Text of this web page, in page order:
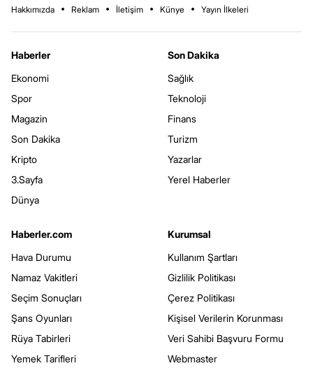
Hakkımızda Reklam İletişim Künye Yayın İlkeleri
Haberler
Ekonomi
Spor
Magazin
Son Dakika
Kripto
3.Sayfa
Dünya
Son Dakika
Sağlık
Teknoloji
Finans
Turizm
Yazarlar
Yerel Haberler
Haberler.com
Hava Durumu
Namaz Vakitleri
Seçim Sonuçları
Şans Oyunları
Rüya Tabirleri
Yemek Tarifleri
Kurumsal
Kullanım Şartları
Gizlilik Politikası
Çerez Politikası
Kişisel Verilerin Korunması
Veri Sahibi Başvuru Formu
Webmaster